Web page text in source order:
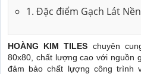
1. Đặc điểm Gạch Lát
HOÀNG KIM TILES chuyên
80x80, chất lượng cao với nguồn
đảm bảo chất lựợng công trình